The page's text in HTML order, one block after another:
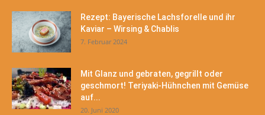
Rezept: Bayerische Lachsforelle und ihr
Kaviar – Wirsing & Chablis
7. Februar 2024
Mit Glanz und gebraten, gegrillt oder
geschmort! Teriyaki-Hühnchen mit Gemüse
auf...
20. Juni 2020